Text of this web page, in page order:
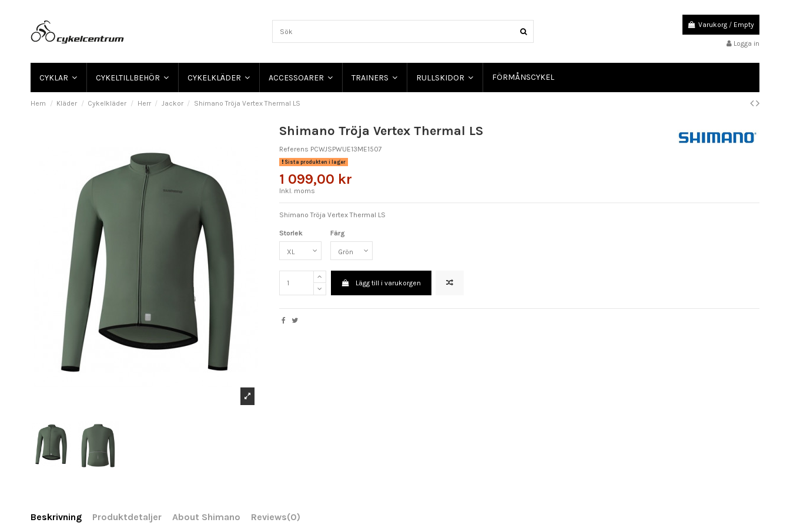
Varukorg / Empty
Logga in
CYKLAR CYKELTILLBEHÖR CYKELKLÄDER ACCESSOARER TRAINERS RULLSKIDOR FÖRMÅNSCYKEL
Hem Kläder Cykelkläder Herr Jackor Shimano Tröja Vertex Thermal LS
Shimano Tröja Vertex Thermal LS
Referens PCWJSPWUE13ME1507
Sista produkten i lager
1 099,00 kr
Inkl. moms
Shimano Tröja Vertex Thermal LS
Storlek Färg
Lägg till i varukorgen
Beskrivning Produktdetaljer About Shimano Reviews(0)